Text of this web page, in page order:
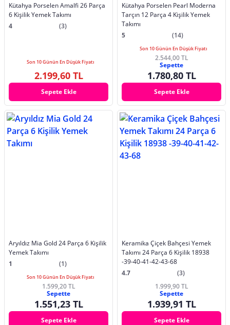
Kütahya Porselen Amalfi 26 Parça
6 Kişilik Yemek Takımı
4
(3)
Son 10 Günün En Düşük Fiyatı
2.199,60 TL
Sepete Ekle
Kütahya Porselen Pearl Moderna
Tarçın 12 Parça 4 Kişilik Yemek
Takımı
5
(14)
Son 10 Günün En Düşük Fiyatı
2.544,00 TL
Sepette
1.780,80 TL
Sepete Ekle
Aryıldız Mia Gold 24 Parça 6 Kişilik
Yemek Takımı
1
(1)
Son 10 Günün En Düşük Fiyatı
1.599,20 TL
Sepette
1.551,23 TL
Sepete Ekle
Keramika Çiçek Bahçesi Yemek
Takımı 24 Parça 6 Kişilik 18938
-39-40-41-42-43-68
4.7
(3)
1.999,90 TL
Sepette
1.939,91 TL
Sepete Ekle